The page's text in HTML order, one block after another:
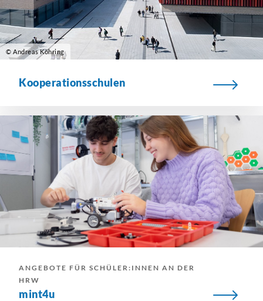
© Andreas Köhring
Kooperationsschulen
ANGEBOTE FÜR SCHÜLER:INNEN AN DER
HRW
mint4u